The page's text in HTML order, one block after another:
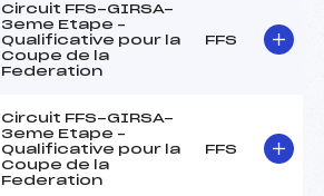
Circuit FFS-GIRSA-
3eme Etape –
Qualificative pour la
Coupe de la
Federation
FFS
Circuit FFS-GIRSA-
3eme Etape –
Qualificative pour la
Coupe de la
Federation
FFS